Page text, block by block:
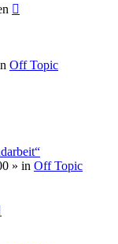
Off Topic
» in Off Topic